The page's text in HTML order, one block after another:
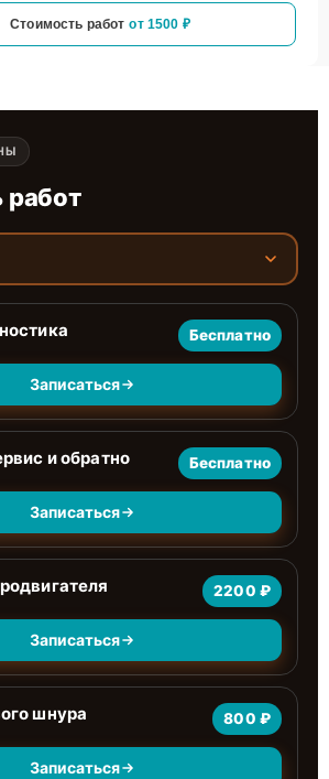
Стоимость работ от 1500 ₽
работ
Бесплатно
Записаться
и обратно Бесплатно
Записаться
2200 ₽
Записаться
шнура 800 ₽
Записаться